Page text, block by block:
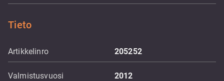
Tieto
Artikkelinro 205252
Valmistusvuosi 2012